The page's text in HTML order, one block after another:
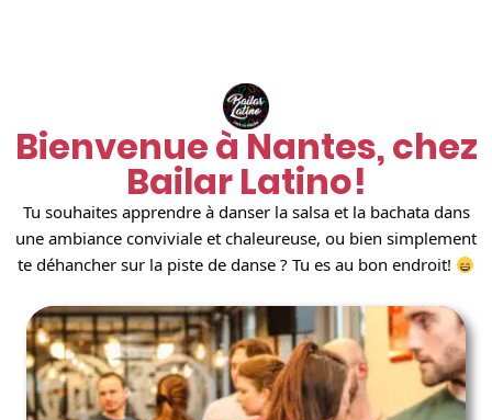
Bienvenue à Nantes, chez
Bailar Latino!
Tu souhaites apprendre à danser la salsa et la bachata dans
une ambiance conviviale et chaleureuse, ou bien simplement
te déhancher sur la piste de danse ? Tu es au bon endroit!